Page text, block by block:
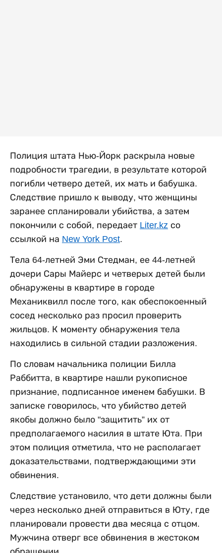
Полиция штата Нью-Йорк раскрыла новые
подробности трагедии, в результате которой
погибли четверо детей, их мать и бабушка.
Следствие пришло к выводу, что женщины
заранее спланировали убийства, а затем
покончили с собой, передает Liter.kz со
ссылкой на New York Post.
Тела 64-летней Эми Стедман, ее 44-летней
дочери Сары Майерс и четверых детей были
обнаружены в квартире в городе
Механиквилл после того, как обеспокоенный
сосед несколько раз просил проверить
жильцов. К моменту обнаружения тела
находились в сильной стадии разложения.
По словам начальника полиции Билла
Раббитта, в квартире нашли рукописное
признание, подписанное именем бабушки. В
записке говорилось, что убийство детей
якобы должно было "защитить” их от
предполагаемого насилия в штате Юта. При
этом полиция отметила, что не располагает
доказательствами, подтверждающими эти
обвинения.
Следствие установило, что дети должны были
через несколько дней отправиться в Юту, где
планировали провести два месяца с отцом.
Мужчина отверг все обвинения в жестоком